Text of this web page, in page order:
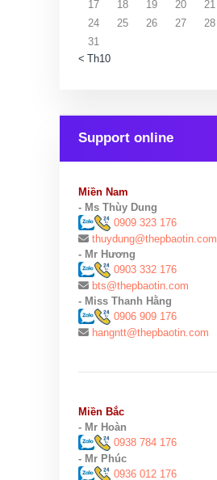
17
18 19 20 21
24
25 26 27 28
31
« Th10
Support online
Miền Nam
- Ms Thùy Dung
0909 323 176
thuydung@thepbaotin.com
- Mr Hương
0903 332 176
bts@thepbaotin.com
- Miss Thanh Hằng
0906 909 176
hangntt@thepbaotin.com
Miền Bắc
- Mr Hoàn
0938 784 176
- Mr Phúc
0936 012 176